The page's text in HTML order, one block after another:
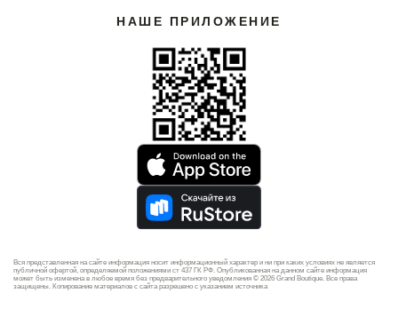
НАШЕ ПРИЛОЖЕНИЕ
Вся представленная на сайте информация носит информационный характер и ни при каких условиях не является
публичной офертой, определяемой положениями ст 437 ГК РФ. Опубликованная на данном сайте информация
может быть изменена в любое время без предварительного уведомления © 2026 Grand Boutique. Все права
защищены. Копирование материалов с сайта разрешено с указанием источника